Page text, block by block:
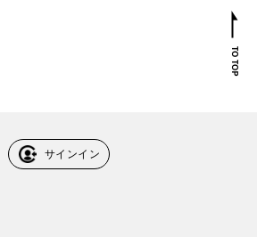
サインイン